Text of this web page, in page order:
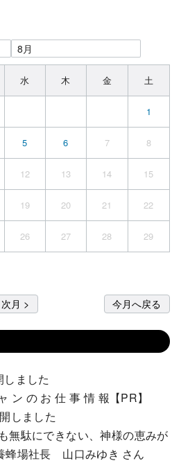
水 木 金 土
1
5 6 7 8
12 13 14 15
19 20 21 22
26 27 28 29
次月 > 今月へ戻る
ました
ン の お 仕 事 情 報【PR】
しました
駄にできない、神様の恵みが
蜂場社長 山口みゆき さん